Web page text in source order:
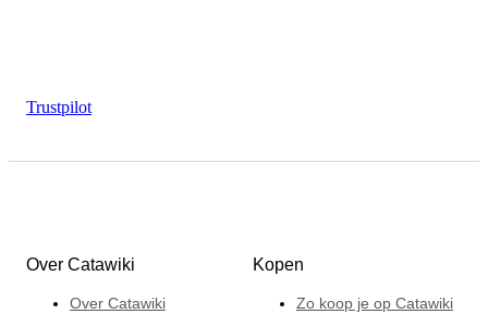
Trustpilot
Over Catawiki
Over Catawiki
Kopen
Zo koop je op Catawiki